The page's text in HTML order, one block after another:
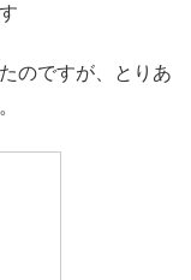
のですが、とりあ